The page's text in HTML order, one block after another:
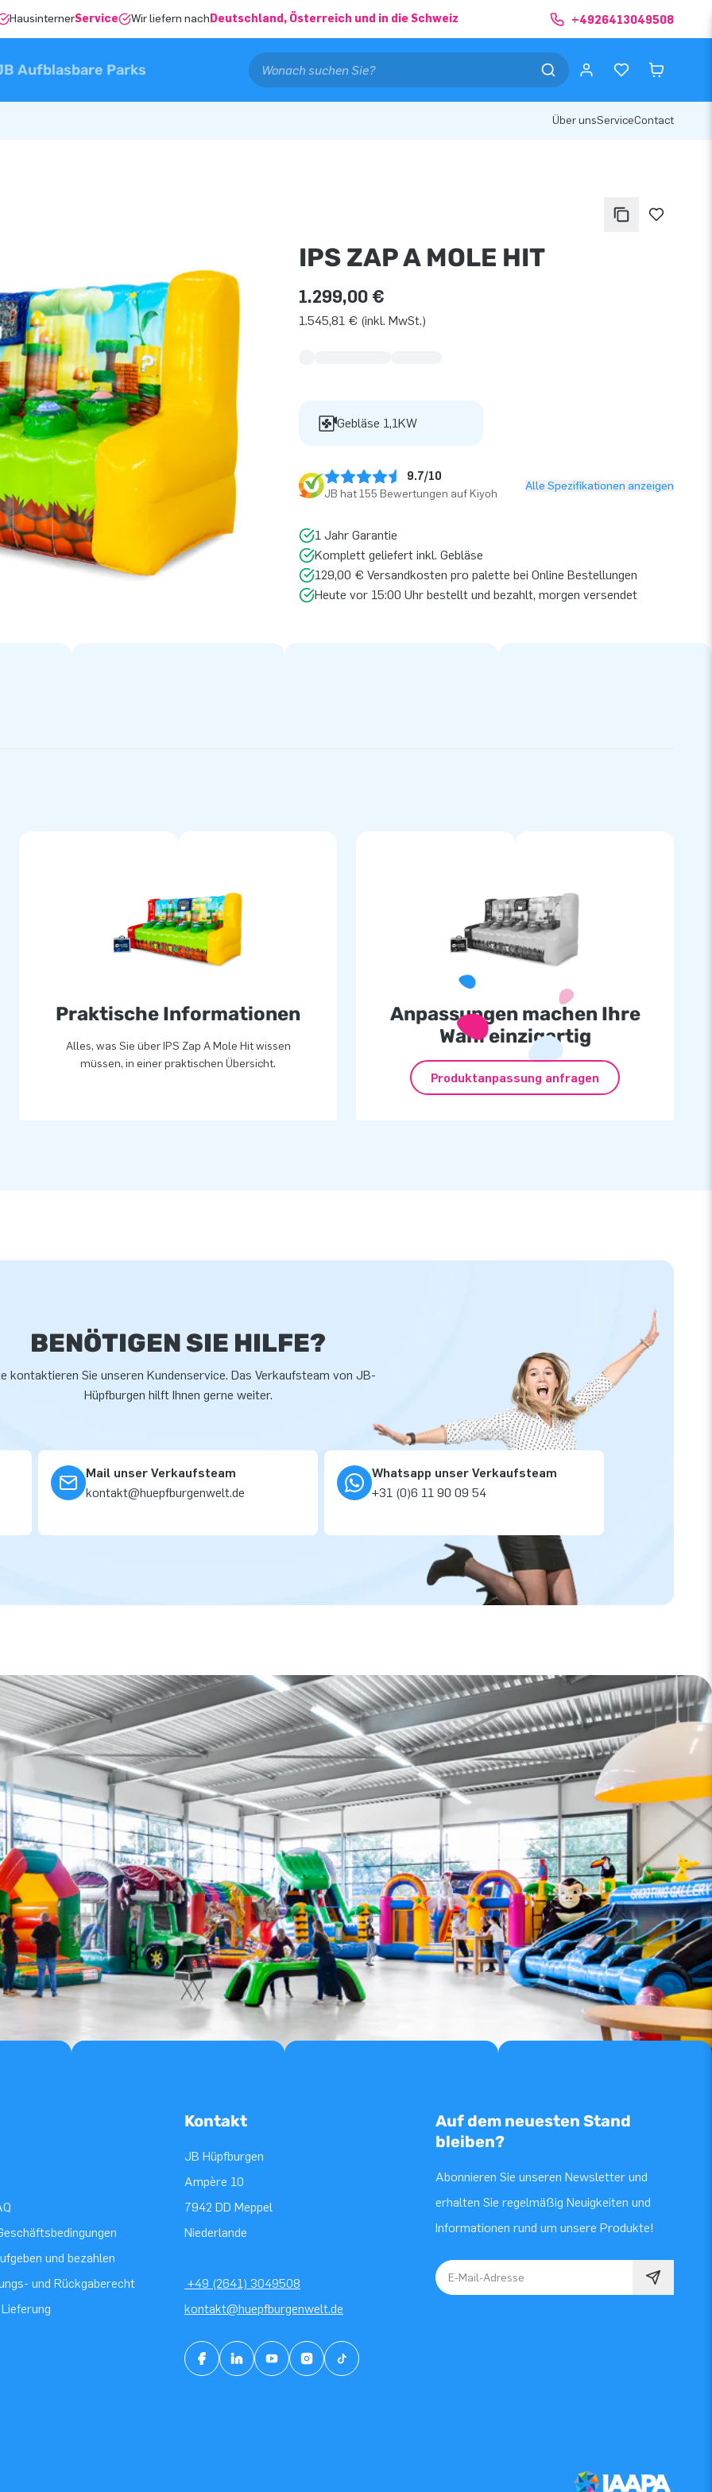
HausinternerService Wir liefern nach Deutschland, Österreich und in die Schweiz +4926413049508
Aufblasbare Parks
Über unsServiceContact
IPS ZAP A MOLE HIT
1.299,00 €
1.545,81 € (inkl. MwSt.)
Gebläse 1,1KW
9.7/10
JB hat 155 Bewertungen auf Kiyoh
Alle Spezifikationen anzeigen
1 Jahr Garantie
Komplett geliefert inkl. Gebläse
129,00 € Versandkosten pro palette bei Online Bestellungen
Heute vor 15:00 Uhr bestellt und bezahlt, morgen versendet
Praktische Informationen
Alles, was Sie über IPS Zap A Mole Hit wissen
müssen, in einer praktischen Übersicht.
Anpassungen machen Ihre
Wahl einzigartig
Produktanpassung anfragen
BENÖTIGEN SIE HILFE?
kontaktieren Sie unseren Kundenservice. Das Verkaufsteam von JB-
Hüpfburgen hilft Ihnen gerne weiter.
Mail unser Verkaufsteam
kontakt@huepfburgenwelt.de
Whatsapp unser Verkaufsteam
+31 (0)6 11 90 09 54
und bezahlen
und Rückgaberecht
Kontakt
JB Hüpfburgen
Ampère 10
7942 DD Meppel
Niederlande
+49 (2641) 3049508
kontakt@huepfburgenwelt.de
Auf dem neuesten Stand
bleiben?
Abonnieren Sie unseren Newsletter und
erhalten Sie regelmäßig Neuigkeiten und
Informationen rund um unsere Produkte!
E-Mail-Adresse